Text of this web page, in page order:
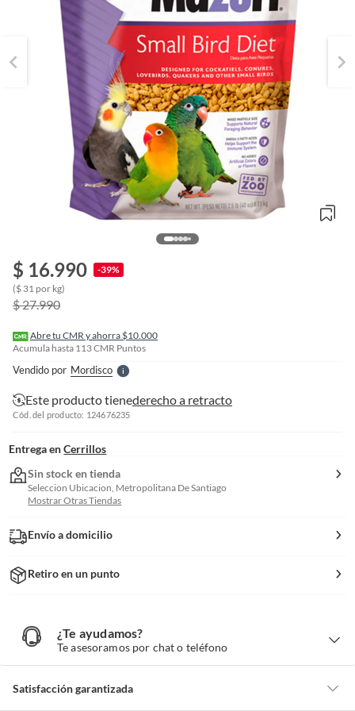
$ 16.990
-39%
($ 31 por kg)
$ 27.990
Abre tu CMR y ahorra $10.000
Acumula hasta 113CMR Puntos
Vendido por MordiscoS
l
l
f
Este producto tienederecho a retracto
Cód. del producto: 124676235
Entrega en Cerrillos
Sin stock en tienda
Seleccion Ubicacion, Metropolitana De Santiago
Mostrar Otras Tiendas
Envío a domicilio
Retiro en un punto
¿Te ayudamos?
Te asesoramos por chat o teléfono
y
Satisfacción garantizada